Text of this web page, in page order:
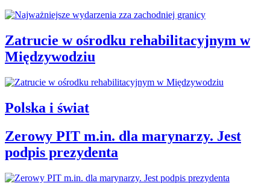
Zatrucie w ośrodku rehabilitacyjnym w
Międzywodziu
Polska i świat
Zerowy PIT m.in. dla marynarzy. Jest
podpis prezydenta